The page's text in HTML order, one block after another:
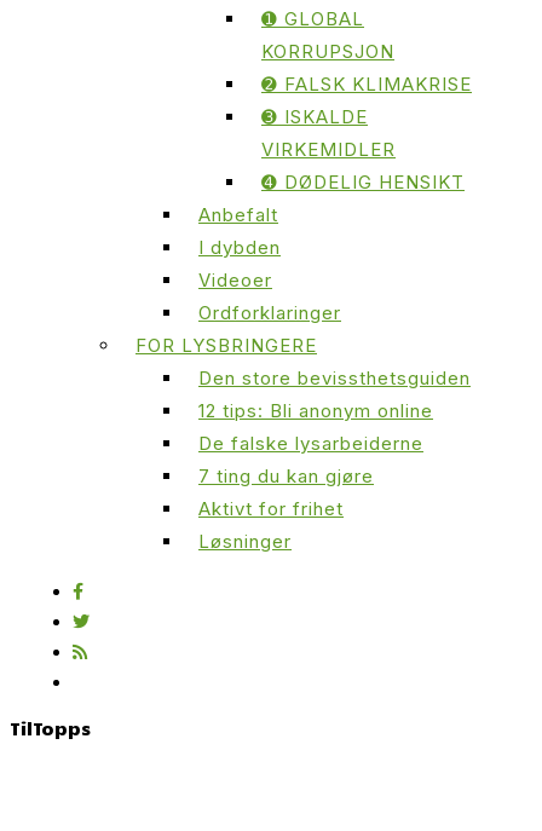
➊ GLOBAL
KORRUPSJON
➋ FALSK KLIMAKRISE
➌ ISKALDE
VIRKEMIDLER
➍ DØDELIG HENSIKT
Anbefalt
I dybden
Videoer
Ordforklaringer
FOR LYSBRINGERE
Den store bevissthetsguiden
12 tips: Bli anonym online
De falske lysarbeiderne
7 ting du kan gjøre
Aktivt for frihet
Løsninger
TilTopps